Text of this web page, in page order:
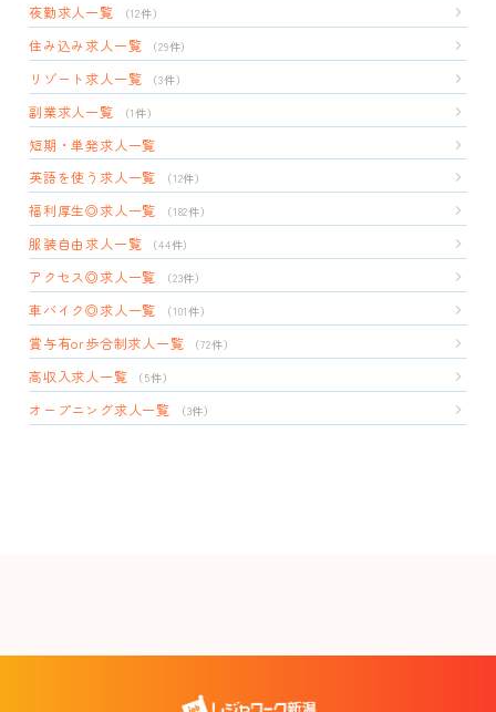
夜勤求人一覧 （12件）
住み込み求人一覧 （29件）
リゾート求人一覧 （3件）
副業求人一覧 （1件）
短期・単発求人一覧
英語を使う求人一覧
（12件）
福利厚生◎求人一覧 （182件）
服装自由求人一覧 （44件）
アクセス◎求人一覧 （23件）
車バイク◎求人一覧 （101件）
賞与有or歩合制求人一覧 （72件）
高収入求人一覧 （5件）
オープニング求人一覧 （3件）